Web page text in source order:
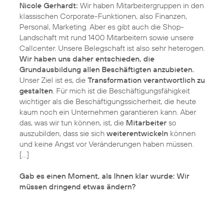
Nicole Gerhardt: Wir haben Mitarbeitergruppen in den
klassischen Corporate-Funktionen, also Finanzen,
Personal, Marketing. Aber es gibt auch die Shop-
Landschaft mit rund 1400 Mitarbeitern sowie unsere
Callcenter. Unsere Belegschaft ist also sehr heterogen.
Wir haben uns daher entschieden, die
Grundausbildung allen Beschäftigten anzubieten.
Unser Ziel ist es, die Transformation verantwortlich zu
gestalten. Für mich ist die Beschäftigungsfähigkeit
wichtiger als die Beschäftigungssicherheit, die heute
kaum noch ein Unternehmen garantieren kann. Aber
das, was wir tun können, ist, die Mitarbeiter so
auszubilden, dass sie sich weiterentwickeln können
und keine Angst vor Veränderungen haben müssen.
[…]
Gab es einen Moment, als Ihnen klar wurde: Wir
müssen dringend etwas ändern?